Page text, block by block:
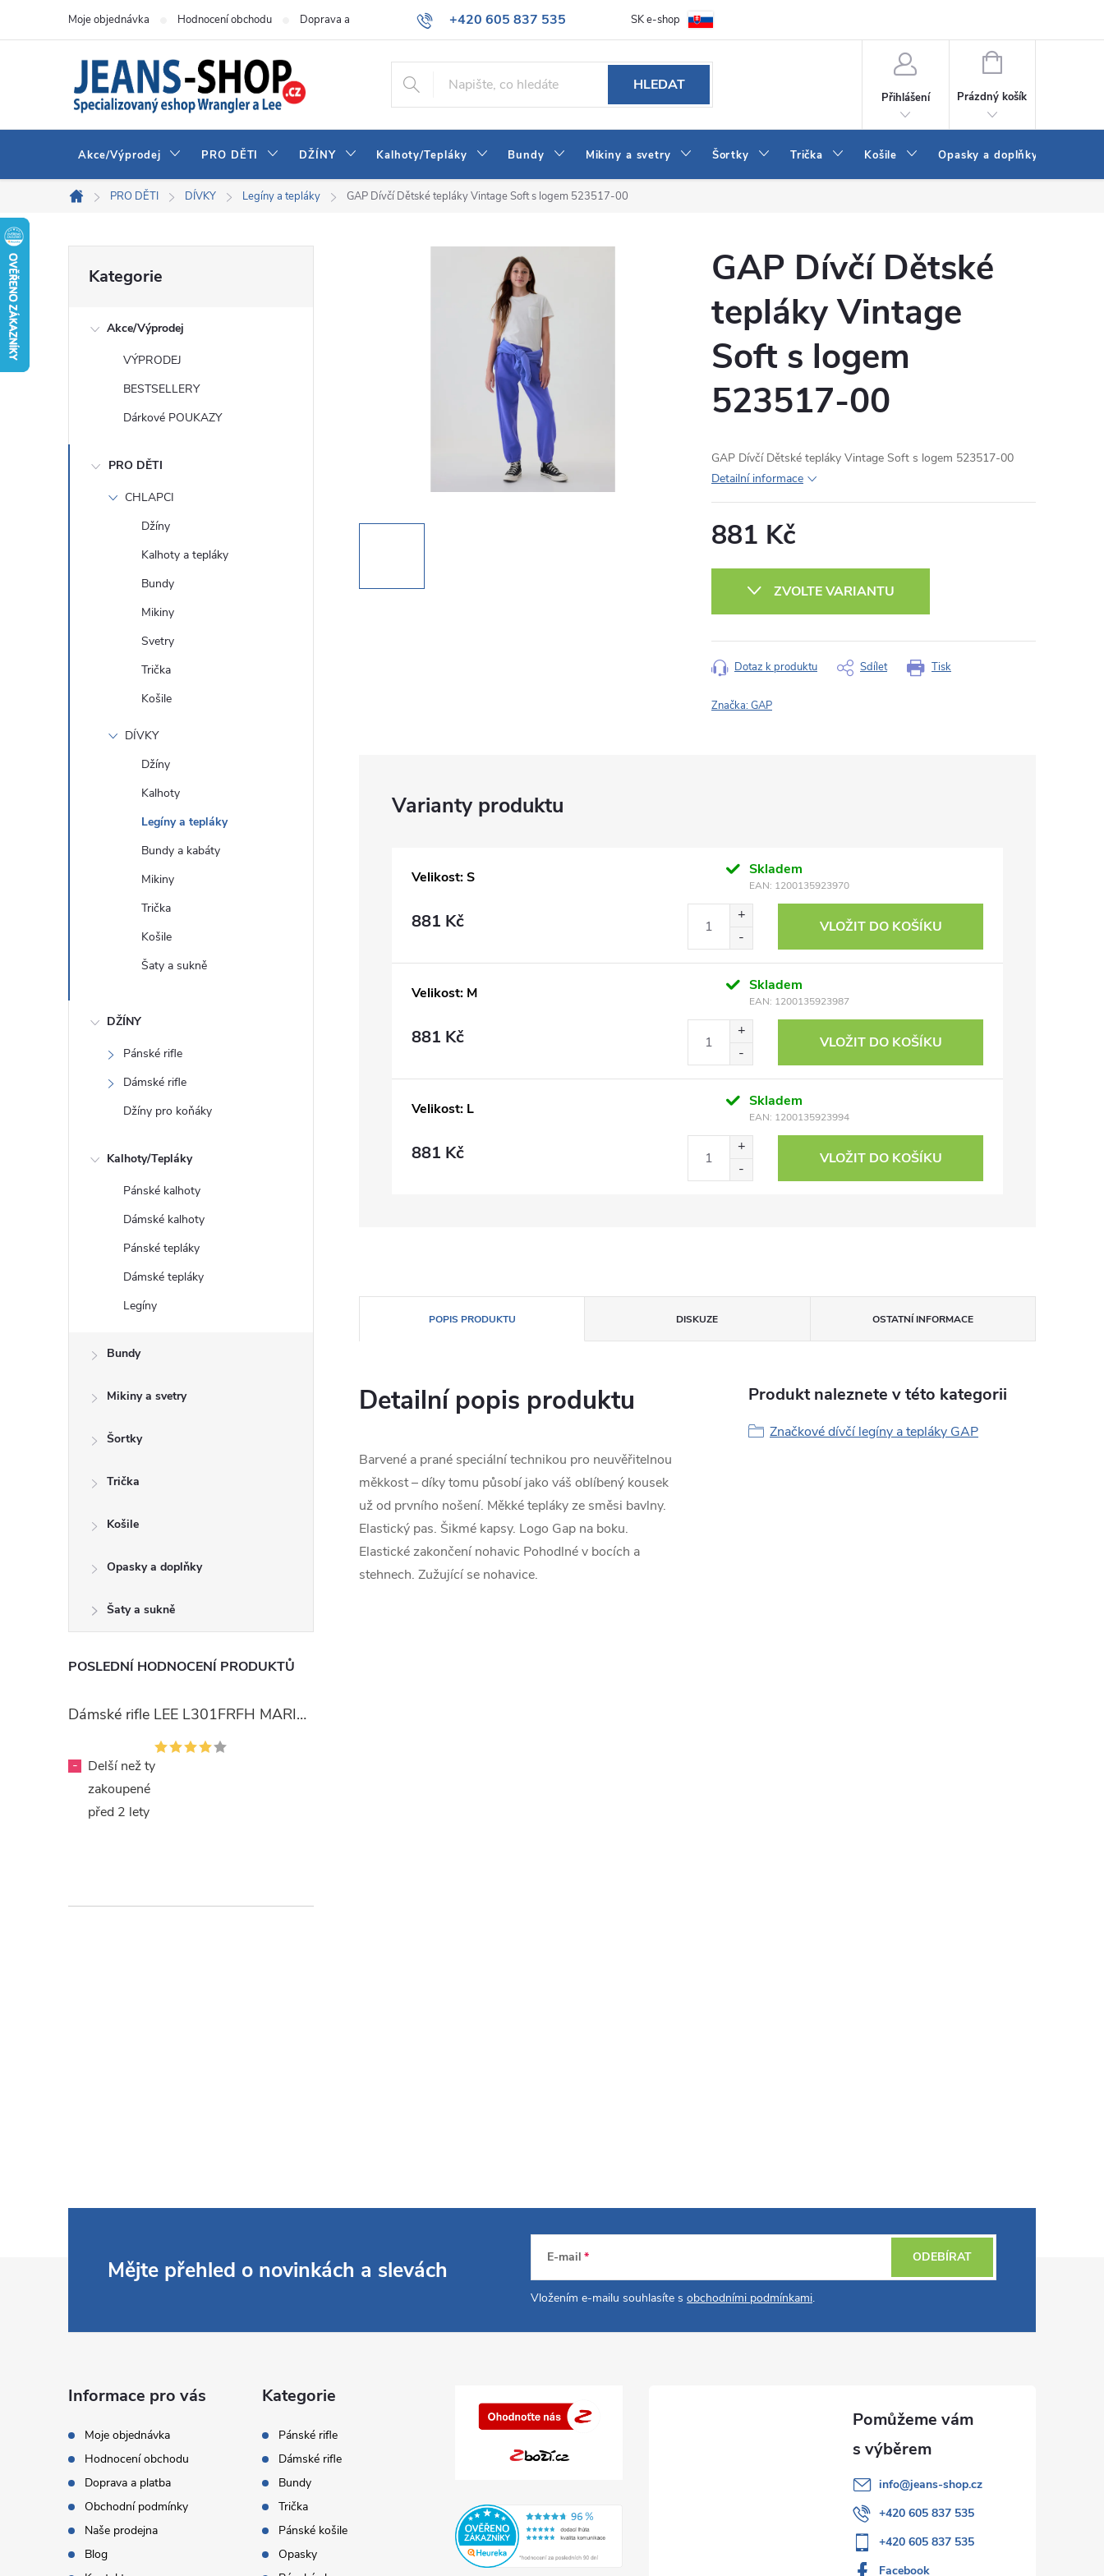
+420 605 837 535
info@jeans-shop.cz
Moje objednávka Hodnocení obchodu Doprava a platba Obchodní podmínky Naše prodejna Blog Kontakt
SK e-shop
HLEDAT
Přihlášení
NÁKUPNÍ
Prázdný košík
Akce/Výprodej PRO DĚTI DŽÍNY Kalhoty/Tepláky Bundy Mikiny a svetry Šortky Trička Košile Opasky a doplňky
Domů
PRO DĚTI DÍVKY Legíny a tepláky GAP Dívčí Dětské tepláky Vintage Soft s logem 523517-00
kategorie
Kategorie
Akce/Výprodej
VÝPRODEJ
BESTSELLERY
Dárkové POUKAZY
PRO DĚTI
CHLAPCI
Džíny
Kalhoty a tepláky
Bundy
Mikiny
Svetry
Trička
Košile
DÍVKY
Džíny
Kalhoty
Legíny a tepláky
Bundy a kabáty
Mikiny
Trička
Košile
Šaty a sukně
DŽÍNY
Pánské rifle
Dámské rifle
Džíny pro koňáky
Kalhoty/Tepláky
Pánské kalhoty
Dámské kalhoty
Pánské tepláky
Dámské tepláky
Legíny
Bundy
Mikiny a svetry
Šortky
Trička
Košile
Opasky a doplňky
Šaty a sukně
POSLEDNÍ HODNOCENÍ PRODUKTŮ
Dámské rifle LEE L301FRFH MARION STRAIGHT RINSE
-
Delší než ty
zakoupené
před 2 lety
GAP Dívčí Dětské
tepláky Vintage
Soft s logem
523517-00
GAP Dívčí Dětské tepláky Vintage Soft s logem 523517-00
Detailní informace
881 Kč
ZVOLTE VARIANTU
Tisk
Dotaz k produktu Sdílet
Značka:GAP
Velikost: S Skladem
EAN: 1200135923970
881 Kč VLOŽIT DO KOŠÍKU
Velikost: M Skladem
EAN: 1200135923987
881 Kč VLOŽIT DO KOŠÍKU
Velikost: L Skladem
EAN: 1200135923994
881 Kč VLOŽIT DO KOŠÍKU
POPIS PRODUKTU DISKUZE OSTATNÍ INFORMACE
Detailní popis produktu
Barvené a prané speciální technikou pro neuvěřitelnou
měkkost – díky tomu působí jako váš oblíbený kousek
už od prvního nošení. Měkké tepláky ze směsi bavlny.
Elastický pas. Šikmé kapsy. Logo Gap na boku.
Elastické zakončení nohavic Pohodlné v bocích a
stehnech. Zužující se nohavice.
Produkt naleznete v této kategorii
Značkové dívčí legíny a tepláky GAP
Mějte přehled o novinkách a slevách E-mail
Vložením e-mailu souhlasíte s obchodními podmínkami.
ODEBÍRAT
Informace pro vás
Moje objednávka
Hodnocení obchodu
Doprava a platba
Obchodní podmínky
Naše prodejna
Blog
Kategorie
Pánské rifle
Dámské rifle
Bundy
Trička
Pánské košile
Opasky
info@jeans-shop.cz
+420 605 837 535
+420 605 837 535
Facebook